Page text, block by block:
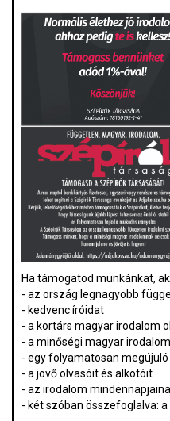
Ha támogatod munkánkat,
- az ország legnagyobb
- kedvenc íróidat
- a kortárs magyar irodalom
- a minőségi magyar
- egy folyamatosan
- a jövő olvasóit és alkotóit
- az irodalom
- két szóban összefoglalva: